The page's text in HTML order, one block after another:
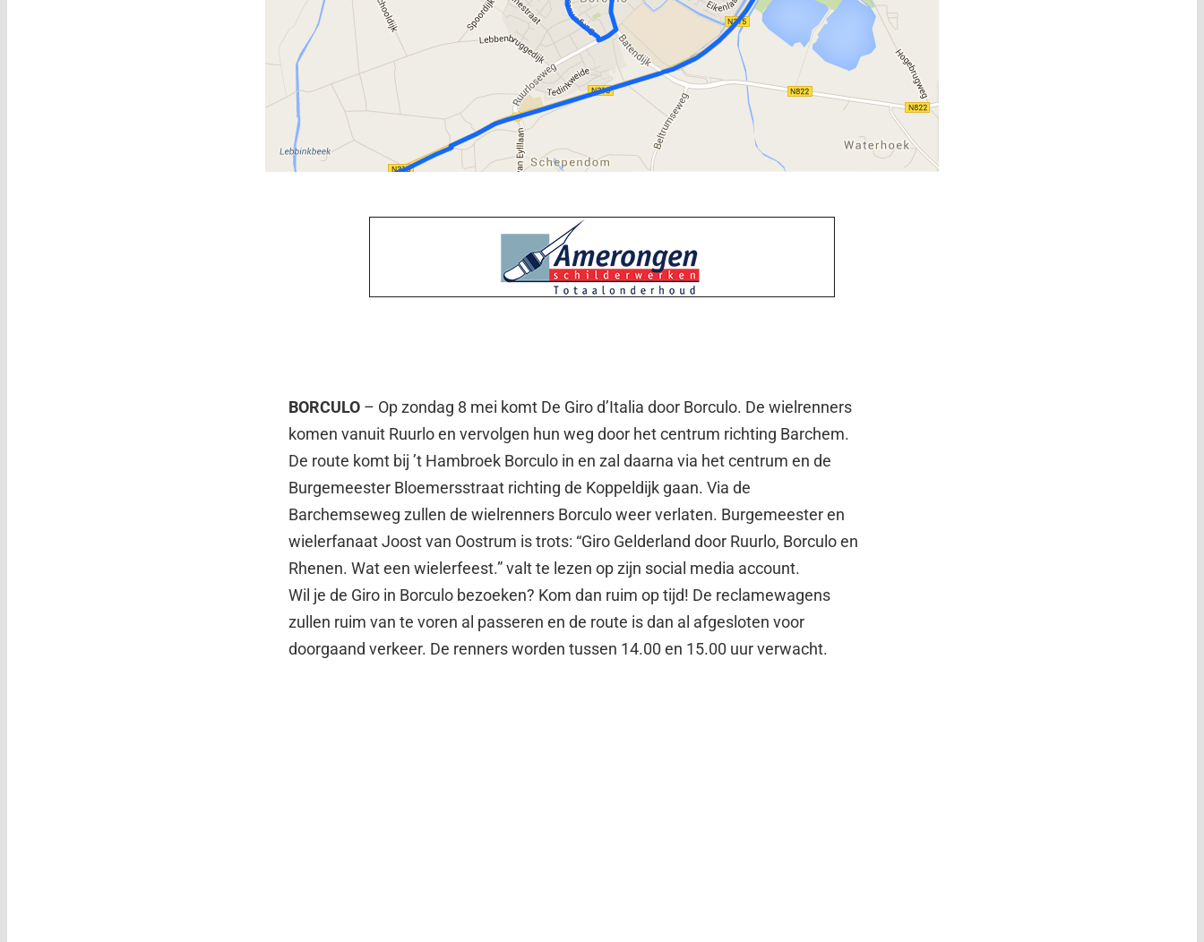
BORCULO – Op zondag 8 mei komt De Giro d’Italia door Borculo. De wielrenners
komen vanuit Ruurlo en vervolgen hun weg door het centrum richting Barchem.
De route komt bij ’t Hambroek Borculo in en zal daarna via het centrum en de
Burgemeester Bloemersstraat richting de Koppeldijk gaan. Via de
Barchemseweg zullen de wielrenners Borculo weer verlaten. Burgemeester en
wielerfanaat Joost van Oostrum is trots: “Giro Gelderland door Ruurlo, Borculo en
Rhenen. Wat een wielerfeest.” valt te lezen op zijn social media account.
Wil je de Giro in Borculo bezoeken? Kom dan ruim op tijd! De reclamewagens
zullen ruim van te voren al passeren en de route is dan al afgesloten voor
doorgaand verkeer. De renners worden tussen 14.00 en 15.00 uur verwacht.